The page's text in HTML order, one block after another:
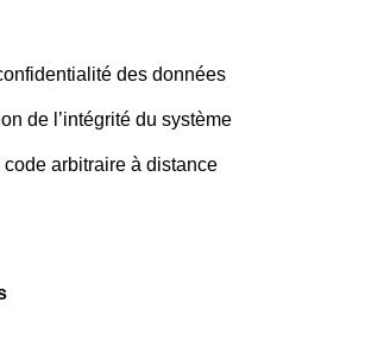
des données
de l’intégrité du système
code arbitraire à distance